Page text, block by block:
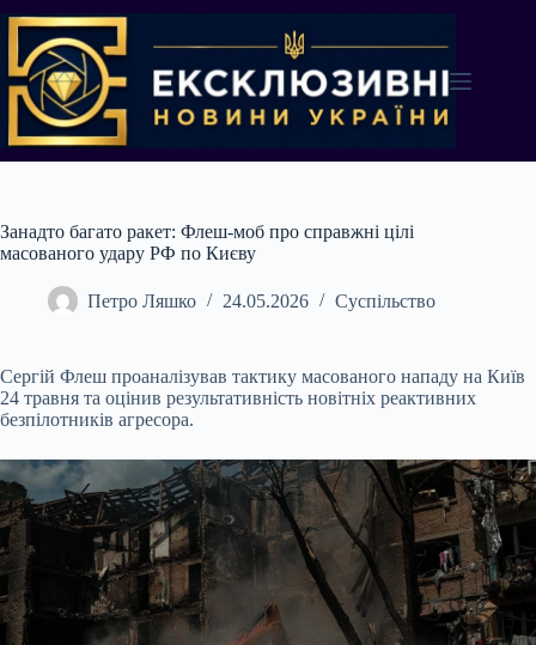
до
вмісту
Занадто багато ракет: Флеш-моб про справжні цілі
масованого удару РФ по Києву
Петро Ляшко 24.05.2026 Суспільство
Сергій Флеш проаналізував тактику масованого нападу на Київ
24 травня та оцінив результативність новітніх реактивних
безпілотників агресора.